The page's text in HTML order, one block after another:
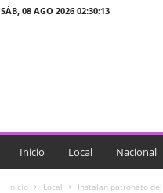
SÁB, 08 AGO 2026 02:30:13
Inicio Local Nacional
Inicio Local Instalan patronato